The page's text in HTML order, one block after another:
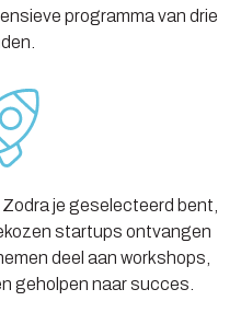
programma van drie
Zodra je geselecteerd bent,
startups ontvangen
deel aan workshops,
geholpen naar succes.